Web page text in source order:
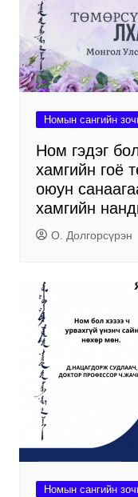
Номын сангийн
Ном гэдэг
хамгийн гоё
оюун
хамгийн
О. Долгорсүрэн
Номын сангийн